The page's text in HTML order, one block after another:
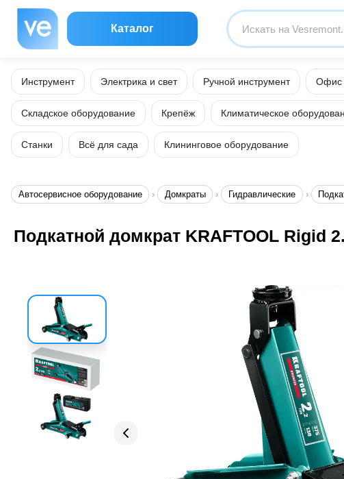
Каталог
Инструмент Электрика и свет Ручной инструмент Офис
Складское оборудование Крепёж Климатическое
Станки Всё для сада Клининговое оборудование
Автосервисное оборудование Домкраты Гидравлические
Подкатной домкрат KRAFTOOL Rigid